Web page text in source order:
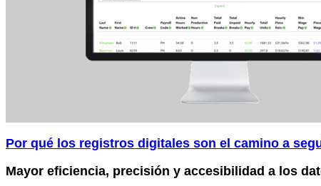
Por qué los registros digitales son el camino a
Mayor eficiencia, precisión y accesibilidad a los